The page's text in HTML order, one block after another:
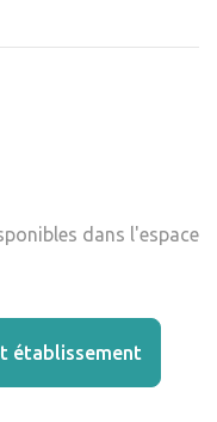
dans l'espace
établissement